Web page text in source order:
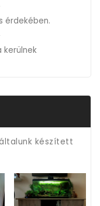
érdekében.
kerülnek
készített